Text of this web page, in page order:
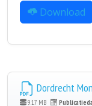
Download
Dordrecht
9.17 MB